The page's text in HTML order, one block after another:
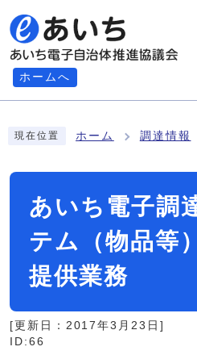
ホームへ
現在位置 ホーム 調達情報
あいち電子調
テム（物品等
提供業務
[更新日： 2017年3月23日 ]
ID:66